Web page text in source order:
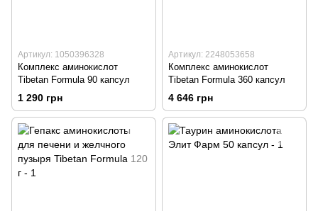
Артикул: 1050396328
Комплекс аминокислот
Tibetan Formula 90 капсул
1 290 грн
Артикул: 2248053658
Комплекс аминокислот
Tibetan Formula 360 капсул
4 646 грн